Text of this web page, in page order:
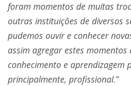
foram momentos de muitas
outras instituições de diversos
pudemos ouvir e conhecer
assim agregar estes momentos
conhecimento e aprendizagem
principalmente, profissional.”